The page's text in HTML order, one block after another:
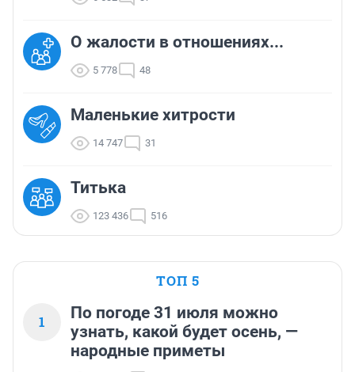
О жалости в отношениях...
5 778 48
Маленькие хитрости
14 747 31
Титька
123 436 516
ТОП 5
1
По погоде 31 июля можно
узнать, какой будет осень, —
народные приметы